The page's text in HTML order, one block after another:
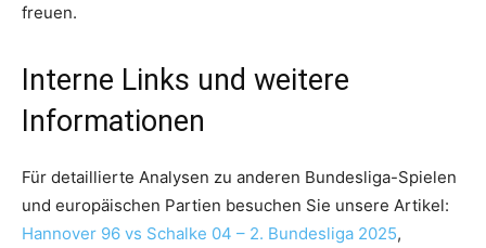
freuen.
Interne Links und weitere
Informationen
Für detaillierte Analysen zu anderen Bundesliga-Spielen
und europäischen Partien besuchen Sie unsere Artikel:
Hannover 96 vs Schalke 04 – 2. Bundesliga 2025,